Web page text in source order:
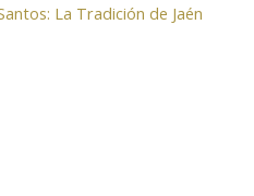
La Tradición de Jaén